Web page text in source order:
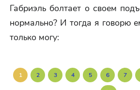
Габриэль болтает о своем
нормально? И тогда я говорю
только могу:
1 2 3 4 5 6 7